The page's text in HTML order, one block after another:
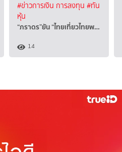
#ข่าวการเงิน การลงทุน #ทัน
หุ้น
“ภราดร”ยัน “ไทยเที่ยวไทยพ…
14